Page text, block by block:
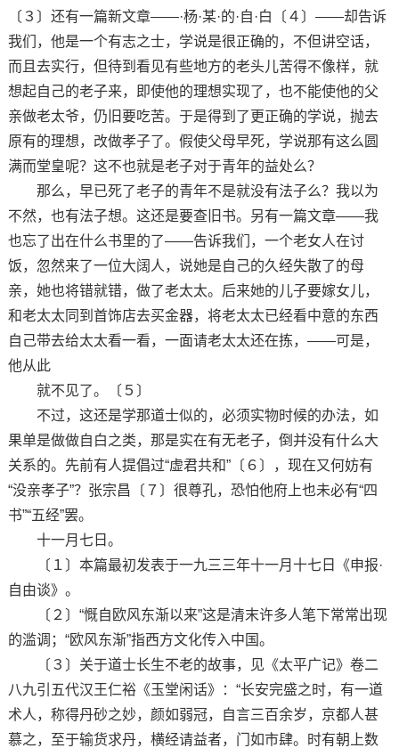
〔３〕还有一篇新文章——·杨·某·的·自·白〔４〕——却告诉
我们，他是一个有志之士，学说是很正确的，不但讲空话，
而且去实行，但待到看见有些地方的老头儿苦得不像样，就
想起自己的老子来，即使他的理想实现了，也不能使他的父
亲做老太爷，仍旧要吃苦。于是得到了更正确的学说，抛去
原有的理想，改做孝子了。假使父母早死，学说那有这么圆
满而堂皇呢？这不也就是老子对于青年的益处么？
那么，早已死了老子的青年不是就没有法子么？我以为
不然，也有法子想。这还是要查旧书。另有一篇文章——我
也忘了出在什么书里的了——告诉我们，一个老女人在讨
饭，忽然来了一位大阔人，说她是自己的久经失散了的母
亲，她也将错就错，做了老太太。后来她的儿子要嫁女儿，
和老太太同到首饰店去买金器，将老太太已经看中意的东西
自己带去给太太看一看，一面请老太太还在拣，——可是，
他从此
就不见了。〔５〕
不过，这还是学那道士似的，必须实物时候的办法，如
果单是做做自白之类，那是实在有无老子，倒并没有什么大
关系的。先前有人提倡过“虚君共和”〔６〕，现在又何妨有
“没亲孝子”？张宗昌〔７〕很尊孔，恐怕他府上也未必有“四
书”“五经”罢。
十一月七日。
〔１〕本篇最初发表于一九三三年十一月十七日《申报·
自由谈》。
〔２〕“慨自欧风东渐以来”这是清末许多人笔下常常出现
的滥调；“欧风东渐”指西方文化传入中国。
〔３〕关于道士长生不老的故事，见《太平广记》卷二
八九引五代汉王仁裕《玉堂闲话》：“长安完盛之时，有一道
术人，称得丹砂之妙，颜如弱冠，自言三百余岁，京都人甚
慕之，至于输货求丹，横经请益者，门如市肆。时有朝上数